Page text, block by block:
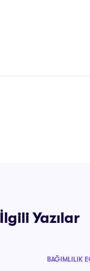
İlgili Yazılar
BAĞIMLILIK